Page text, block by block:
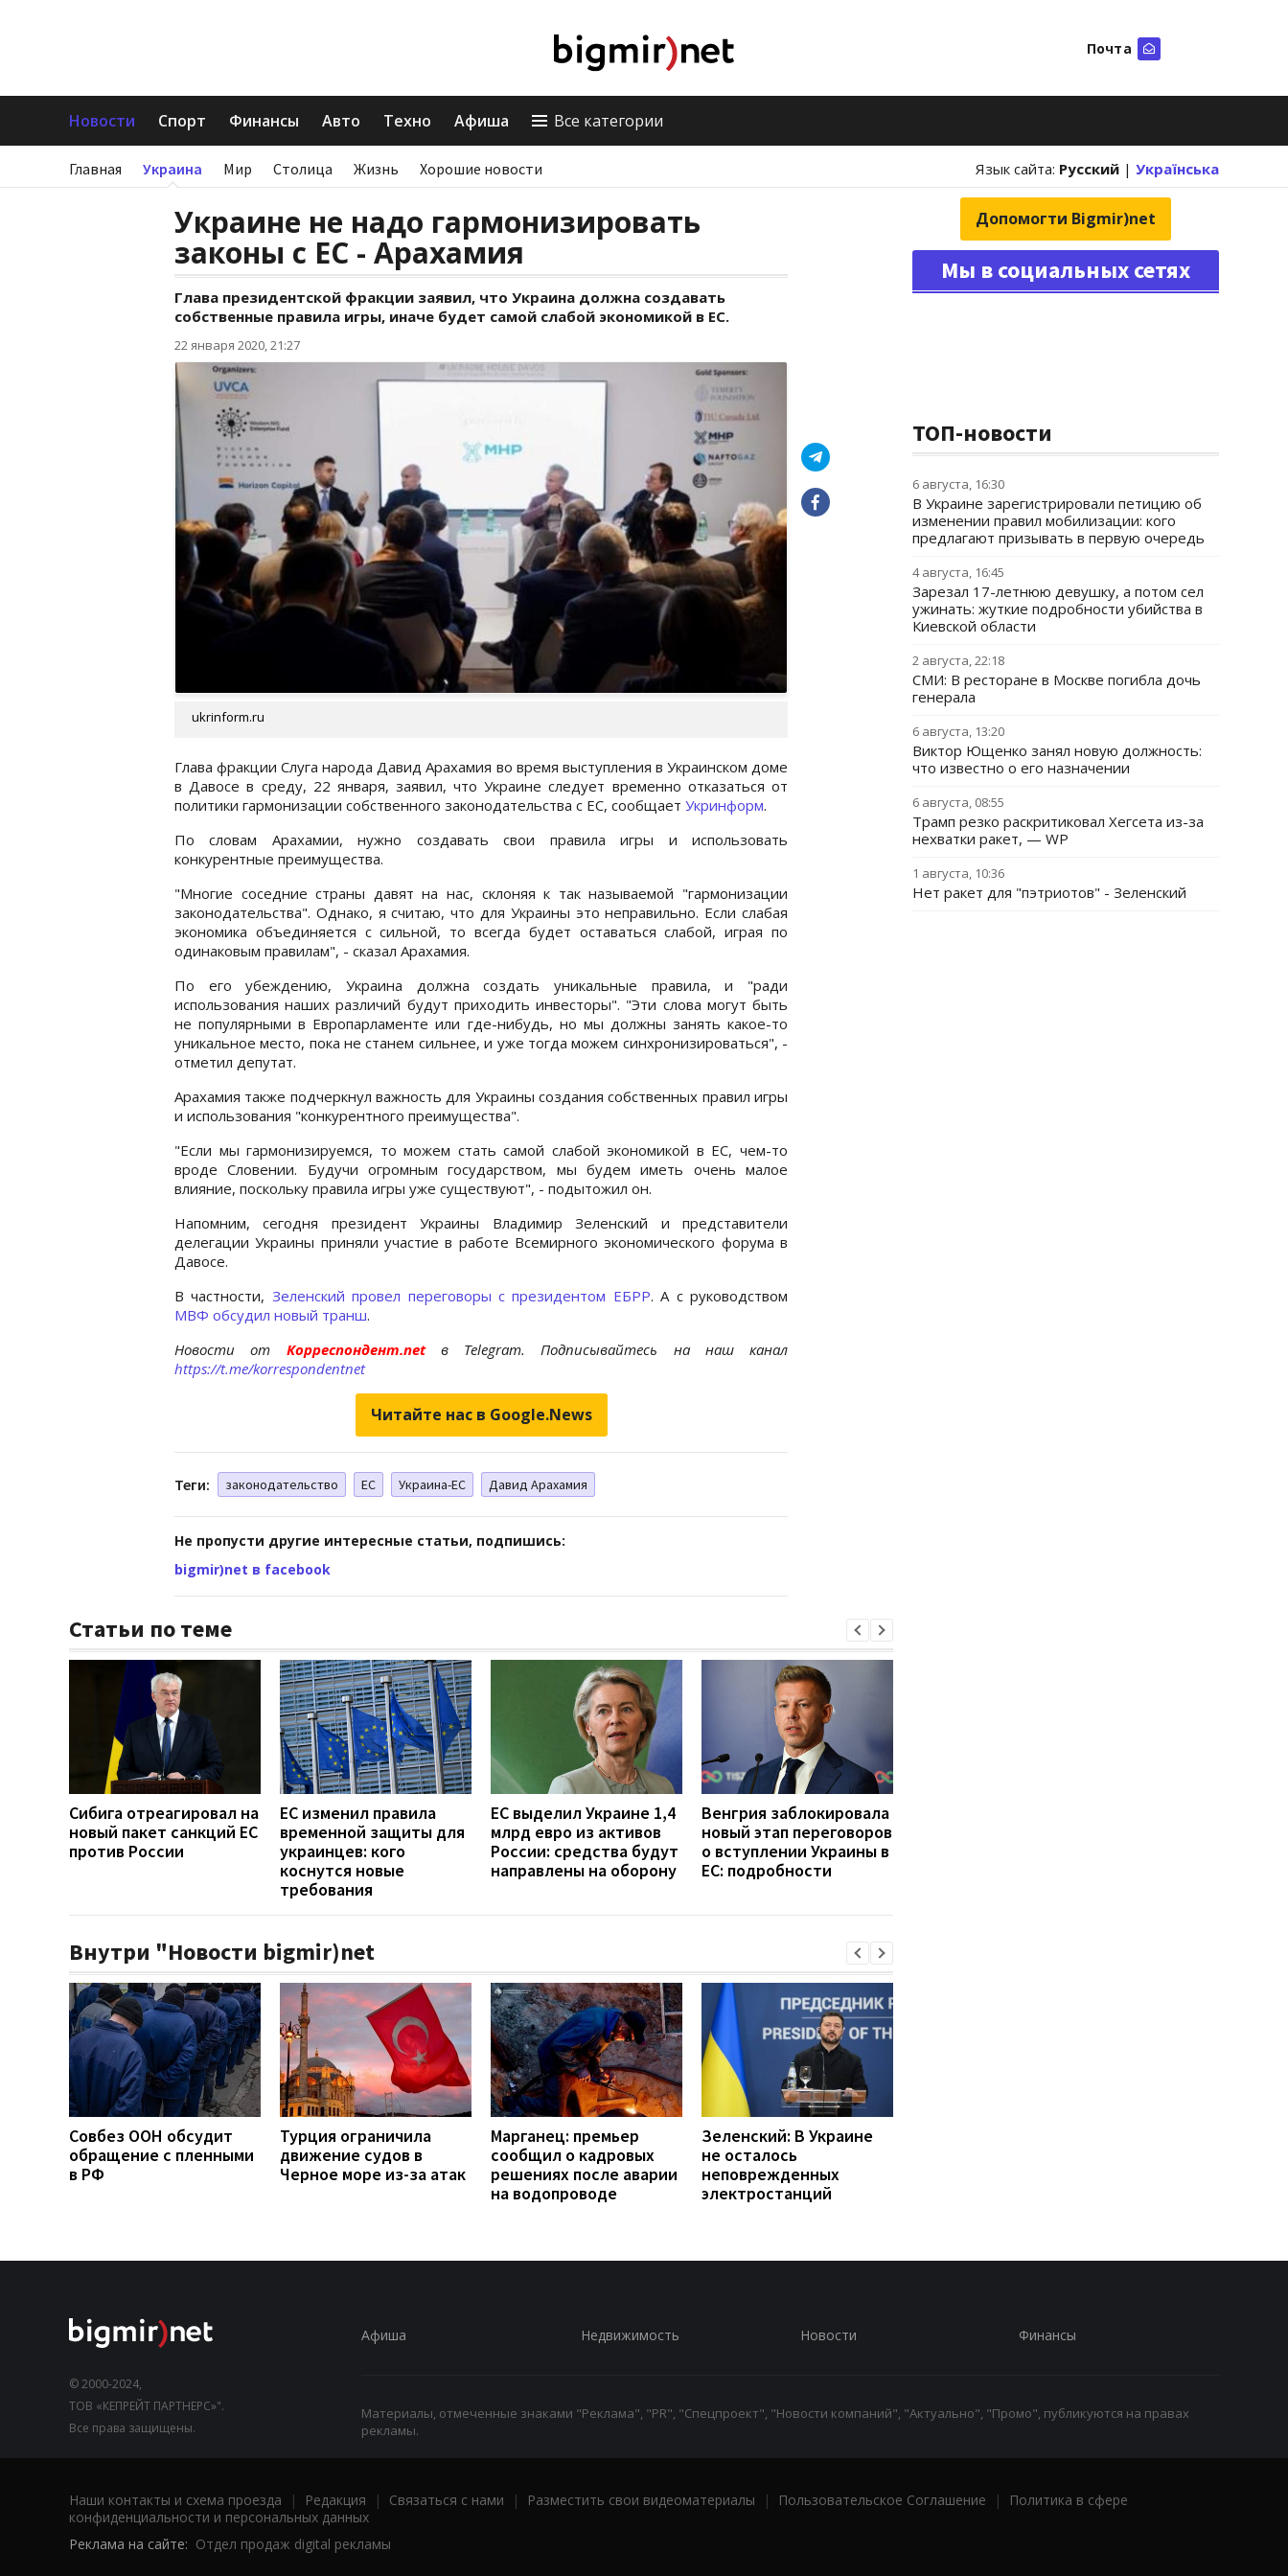
Почта
Новости Спорт Финансы Авто Техно Афиша Все категории
Главная Украина Мир Столица Жизнь Хорошие новости Язык сайта: Русский | Українська
Украине не надо гармонизировать
законы с ЕС - Арахамия
Глава президентской фракции заявил, что Украина должна создавать
собственные правила игры, иначе будет самой слабой экономикой в ЕС.
22 января 2020, 21:27
ukrinform.ru
Глава фракции Слуга народа Давид Арахамия во время выступления в Украинском доме
в Давосе в среду, 22 января, заявил, что Украине следует временно отказаться от
политики гармонизации собственного законодательства с ЕС, сообщает Укринформ.
По словам Арахамии, нужно создавать свои правила игры и использовать
конкурентные преимущества.
"Многие соседние страны давят на нас, склоняя к так называемой "гармонизации
законодательства". Однако, я считаю, что для Украины это неправильно. Если слабая
экономика объединяется с сильной, то всегда будет оставаться слабой, играя по
одинаковым правилам", - сказал Арахамия.
По его убеждению, Украина должна создать уникальные правила, и "ради
использования наших различий будут приходить инвесторы". "Эти слова могут быть
не популярными в Европарламенте или где-нибудь, но мы должны занять какое-то
уникальное место, пока не станем сильнее, и уже тогда можем синхронизироваться", -
отметил депутат.
Арахамия также подчеркнул важность для Украины создания собственных правил игры
и использования "конкурентного преимущества".
"Если мы гармонизируемся, то можем стать самой слабой экономикой в ЕС, чем-то
вроде Словении. Будучи огромным государством, мы будем иметь очень малое
влияние, поскольку правила игры уже существуют", - подытожил он.
Напомним, сегодня президент Украины Владимир Зеленский и представители
делегации Украины приняли участие в работе Всемирного экономического форума в
Давосе.
В частности, Зеленский провел переговоры с президентом ЕБРР. А с руководством
МВФ обсудил новый транш.
Новости от Корреспондент.net в Telegram. Подписывайтесь на наш канал
https://t.me/korrespondentnet
Читайте нас в Google.News
Теги: законодательство ЕС Украина-ЕС Давид Арахамия
Не пропусти другие интересные статьи, подпишись:
bigmir)net в facebook
Статьи по теме
Сибига отреагировал на
новый пакет санкций ЕС
против России
ЕС изменил правила
временной защиты для
украинцев: кого
коснутся новые
требования
ЕС выделил Украине 1,4
млрд евро из активов
России: средства будут
направлены на оборону
Венгрия заблокировала
новый этап переговоров
о вступлении Украины в
ЕС: подробности
Внутри "Новости bigmir)net
Совбез ООН обсудит
обращение с пленными
в РФ
Турция ограничила
движение судов в
Черное море из-за атак
Марганец: премьер
сообщил о кадровых
решениях после аварии
на водопроводе
Зеленский: В Украине
не осталось
неповрежденных
электростанций
Допомогти Bigmir)net
Мы в социальных сетях
ТОП-новости
6 августа, 16:30
В Украине зарегистрировали петицию об
изменении правил мобилизации: кого
предлагают призывать в первую очередь
4 августа, 16:45
Зарезал 17-летнюю девушку, а потом сел
ужинать: жуткие подробности убийства в
Киевской области
2 августа, 22:18
СМИ: В ресторане в Москве погибла дочь
генерала
6 августа, 13:20
Виктор Ющенко занял новую должность:
что известно о его назначении
6 августа, 08:55
Трамп резко раскритиковал Хегсета из-за
нехватки ракет, — WP
1 августа, 10:36
Нет ракет для "пэтриотов" - Зеленский
© 2000-2024,
ТОВ «КЕПРЕЙТ ПАРТНЕРС»".
Все права защищены.
Афиша Недвижимость Новости Финансы
Материалы, отмеченные знаками "Реклама", "PR", "Спецпроект", "Новости компаний", "Актуально", "Промо", публикуются на правах
рекламы.
Наши контакты и схема проезда | Редакция | Связаться с нами | Разместить свои видеоматериалы | Пользовательское Соглашение |
Политика в сфере
конфиденциальности и персональных данных
Реклама на сайте: Отдел продаж digital рекламы